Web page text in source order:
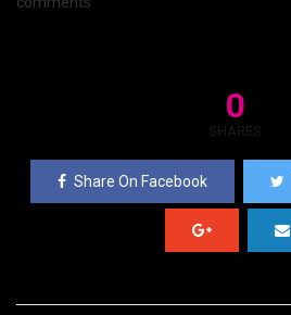
0
SHARES
Share On Facebook